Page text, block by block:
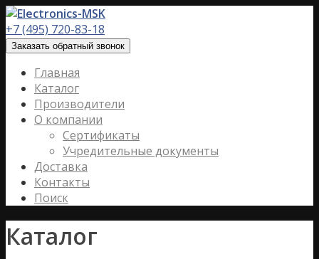
+7 (495) 720-83-18
Заказать обратный звонок
Главная
Каталог
Производители
О компании
Сертификаты
Учредительные документы
Доставка
Контакты
Поиск
Каталог